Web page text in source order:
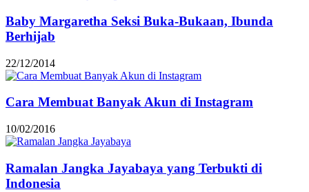
Baby Margaretha Seksi Buka-Bukaan, Ibunda
Berhijab
22/12/2014
Cara Membuat Banyak Akun di Instagram
10/02/2016
Ramalan Jangka Jayabaya yang Terbukti di
Indonesia